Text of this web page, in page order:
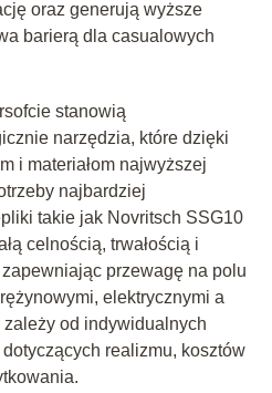
oraz generują wyższe
barierą dla casualowych
stanowią
narzędzia, które dzięki
i materiałom najwyższej
najbardziej
takie jak Novritsch SSG10
celnością, trwałością i
przewagę na polu
elektrycznymi a
od indywidualnych
realizmu, kosztów